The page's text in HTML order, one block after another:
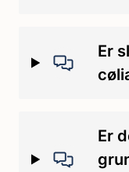
Er
Er